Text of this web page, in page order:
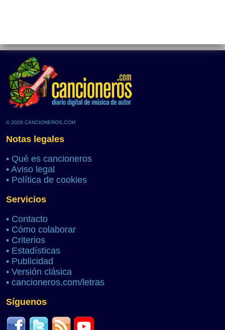
© 2026 CANCIONEROS.COM
Notas legales
• Qué es cancioneros
• Aviso legal
• Política de cookies
Servicios
• Contacto
• Cómo colaborar
• Criterios
• Estadísticas
• Publicidad
• Versión clásica
• cancioneros.com/letras
Síguenos